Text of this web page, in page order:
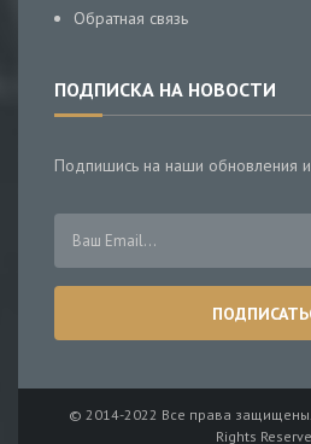
Обратная связь
ПОДПИСКА НА НОВОСТИ
Подпишись на наши обновления
© 2014-2022 Все права защищены.
Rights